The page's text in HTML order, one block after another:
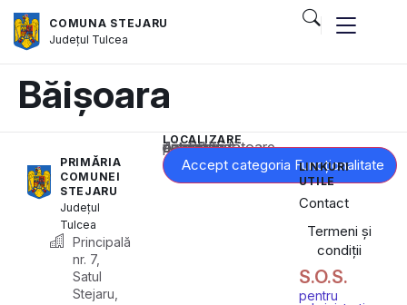
COMUNA STEJARU
Județul Tulcea
Băișoara
PRIMĂRIA
COMUNEI
STEJARU
Județul
Tulcea
Principală
nr. 7,
Satul
Stejaru,
LOCALIZARE
Acest conținut este blocat până când acceptați categoria corespunzătoare de cookie-uri.
Accept categoria Funcționalitate
LINKURI
UTILE
Contact
Termeni și
condiții
S.O.S.
pentru